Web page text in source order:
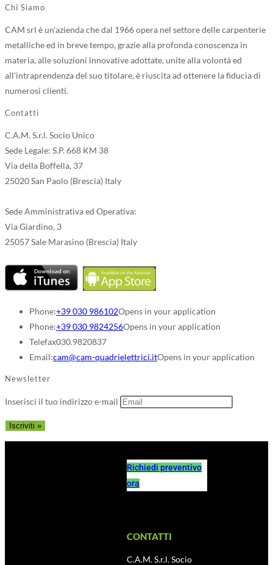
Chi Siamo
CAM srl è un'azienda che dal 1966 opera nel settore delle carpenterie
metalliche ed in breve tempo, grazie alla profonda conoscenza in
materia, alle soluzioni innovative adottate, unite alla volontà ed
all'intraprendenza del suo titolare, è riuscita ad ottenere la fiducia di
numerosi clienti.
Contatti
C.A.M. S.r.l. Socio Unico
Sede Legale: S.P. 668 KM 38
Via della Boffella, 37
25020 San Paolo (Brescia) Italy
Sede Amministrativa ed Operativa:
Via Giardino, 3
25057 Sale Marasino (Brescia) Italy
Phone:+39 030 986102Opens in your application
Phone:+39 030 9824256Opens in your application
Telefax030.9820837
Email:cam@cam-quadrielettrici.itOpens in your application
Newsletter
Inserisci il tuo indirizzo e-mail
Richiedi preventivo
ora
CONTATTI
C.A.M. S.r.l. Socio